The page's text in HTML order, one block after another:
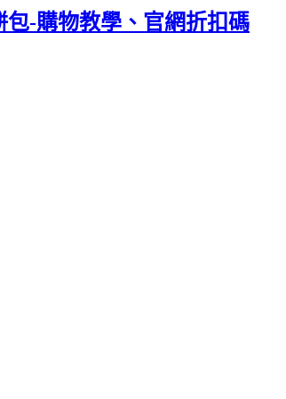
包-購物教學、官網折扣碼